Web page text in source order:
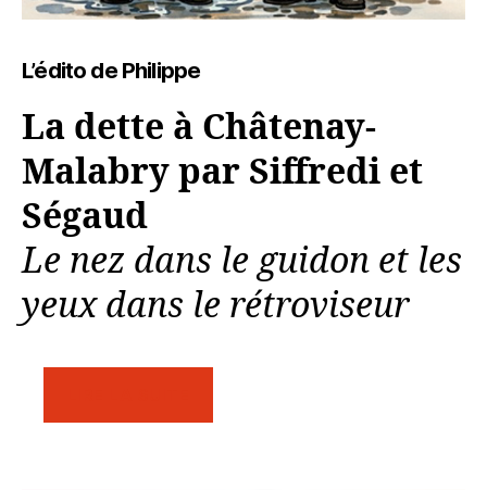
L’édito de Philippe
La dette à Châtenay-
Malabry par Siffredi et
Ségaud
Le nez dans le guidon et les
yeux dans le rétroviseur